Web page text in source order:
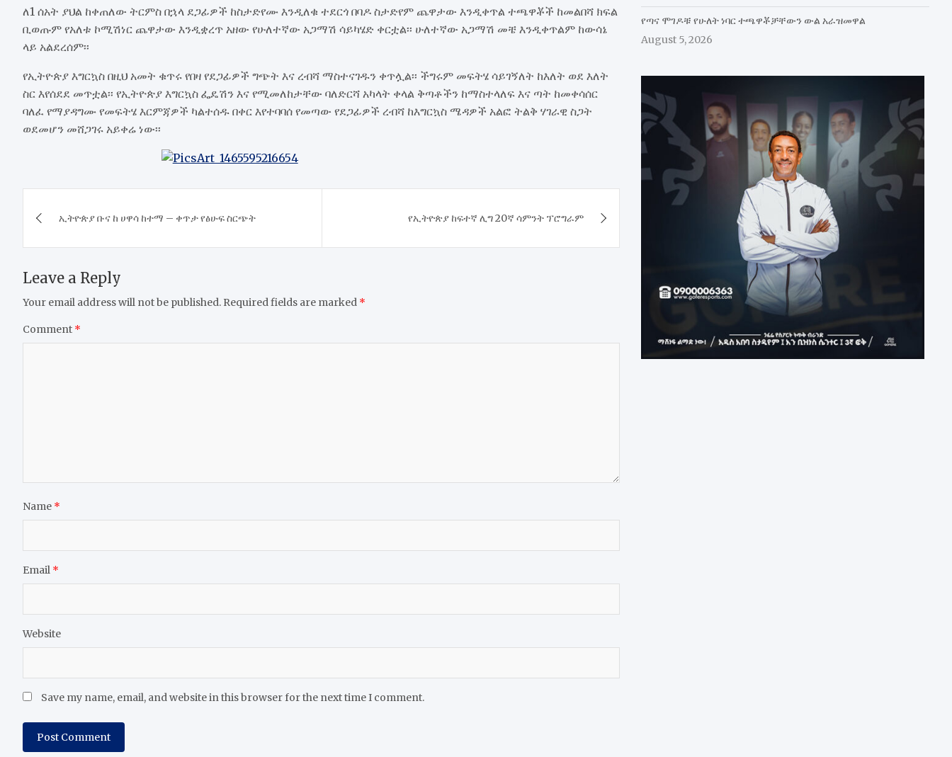
ለ1 ሰአት ያህል ከቀጠለው ትርምስ በኋላ ደጋፊዎች ከስታድየሙ እንዲለቁ ተደርጎ በባዶ ስታድየም ጨዋታው እንዲቀጥል ተጫዋቾች ከመልበሻ ክፍል
ቢወጡም የአለቱ ኮሚሽነር ጨዋታው እንዲቋረጥ አዘው የሁለተኛው አጋማሽ ሳይካሄድ ቀርቷል፡፡ ሁለተኛው አጋማሽ መቼ እንዲቀጥልም ከውሳኔ
ላይ አልደረሰም፡፡
የኢትዮጵያ እግርኳስ በዚህ አመት ቁጥሩ የበዛ የደጋፊዎች ግጭት እና ረብሻ ማስተናገዱን ቀጥሏል፡፡ ችግሩም መፍትሄ ሳይገኝለት ከእለት ወደ እለት
ስር እየሰደደ መጥቷል፡፡ የኢትዮጵያ እግርኳስ ፌዴሽን እና የሚመለከታቸው ባለድርሻ አካላት ቀላል ቅጣቶችን ከማስተላለፍ እና ጣት ከመቀሳሰር
ባለፈ የማያዳግሙ የመፍትሄ እርምጃዎች ካልተሰዱ በቀር እየተባባሰ የመጣው የደጋፊዎች ረብሻ ከእግርኳስ ሜዳዎች አልፎ ትልቅ ሃገራዊ ስጋት
ወደመሆን መሸጋገሩ አይቀሬ ነው፡፡
navigation
ኢትዮጵያ ቡና ከ ሀዋሳ ከተማ – ቀጥታ የፅሁፍ ስርጭት የኢትዮጵያ ከፍተኛ ሊግ 20ኛ ሳምንት ፕሮግራም
Leave a Reply
Your email address will not be published. Required fields are marked *
Comment *
Name *
Email *
Website
Save my name, email, and website in this browser for the next time I comment.
የጣና ሞገዶቹ የሁለት ነባር ተጫዋቾቻቸውን ውል አራዝመዋል
August 5, 2026